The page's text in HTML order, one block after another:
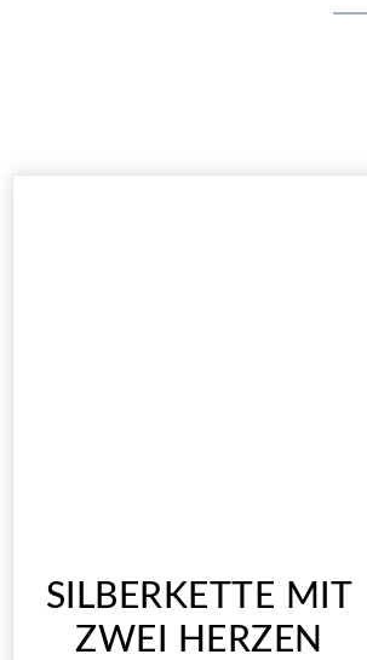
SILBERKETTE MIT
ZWEI HERZEN